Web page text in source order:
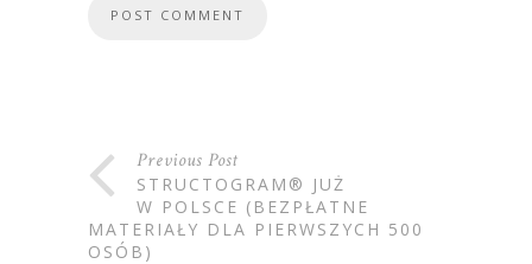
Previous Post
STRUCTOGRAM® JUŻ
W POLSCE (BEZPŁATNE
MATERIAŁY DLA PIERWSZYCH 500
OSÓB)